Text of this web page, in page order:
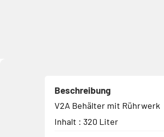
Beschreibung
V2A Behälter mit Rührwerk
Inhalt : 320 Liter